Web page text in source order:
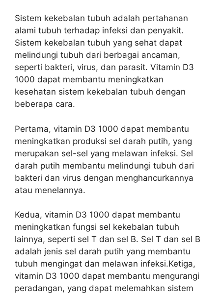
Sistem kekebalan tubuh adalah pertahanan
alami tubuh terhadap infeksi dan penyakit.
Sistem kekebalan tubuh yang sehat dapat
melindungi tubuh dari berbagai ancaman,
seperti bakteri, virus, dan parasit. Vitamin D3
1000 dapat membantu meningkatkan
kesehatan sistem kekebalan tubuh dengan
beberapa cara.
Pertama, vitamin D3 1000 dapat membantu
meningkatkan produksi sel darah putih, yang
merupakan sel-sel yang melawan infeksi. Sel
darah putih membantu melindungi tubuh dari
bakteri dan virus dengan menghancurkannya
atau menelannya.
Kedua, vitamin D3 1000 dapat membantu
meningkatkan fungsi sel kekebalan tubuh
lainnya, seperti sel T dan sel B. Sel T dan sel B
adalah jenis sel darah putih yang membantu
tubuh mengingat dan melawan infeksi.Ketiga,
vitamin D3 1000 dapat membantu mengurangi
peradangan, yang dapat melemahkan sistem